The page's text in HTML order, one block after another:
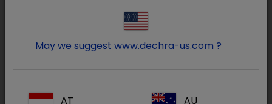
May we suggest www.dechra-us.com ?
AT AU